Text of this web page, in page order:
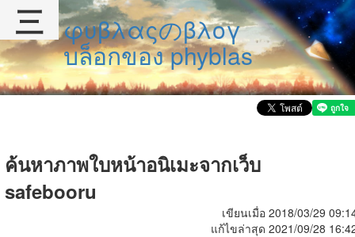
φυβλαςのβλογ
บล็อกของ phyblas
ค้นหาภาพใบหน้าอนิเมะจากเว็บ
safebooru
เขียนเมื่อ 2018/03/29
แก้ไขล่าสุด 2021/09/28
三